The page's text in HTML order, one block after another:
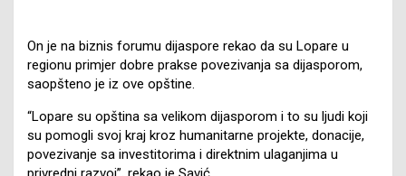
On je na biznis forumu dijaspore rekao da su Lopare u
regionu primjer dobre prakse povezivanja sa dijasporom,
saopšteno je iz ove opštine.
“Lopare su opština sa velikom dijasporom i to su ljudi koji
su pomogli svoj kraj kroz humanitarne projekte, donacije,
povezivanje sa investitorima i direktnim ulaganjima u